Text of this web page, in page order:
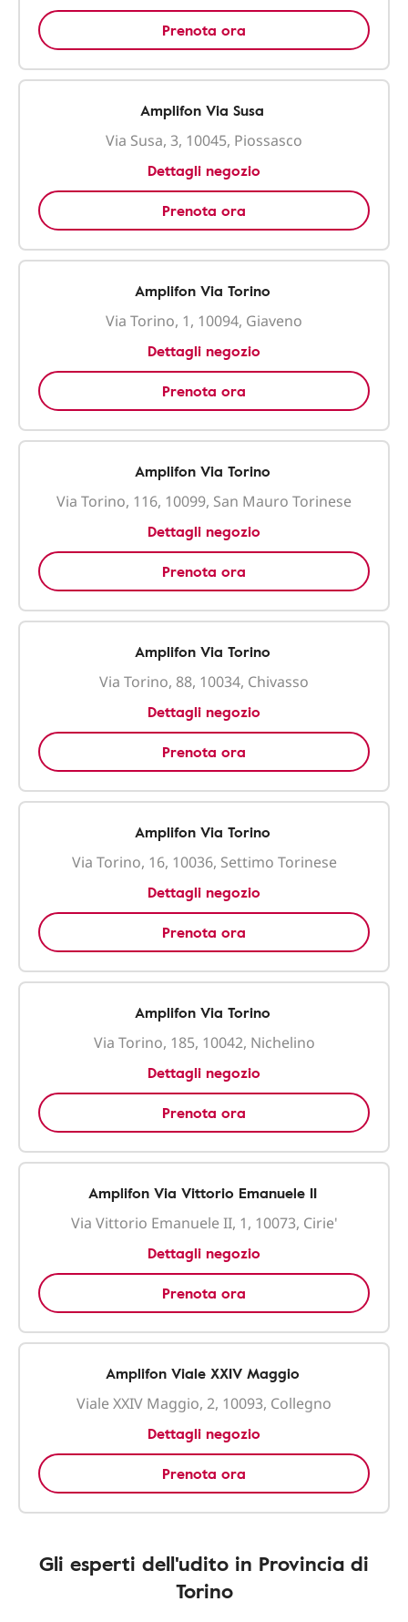
Prenota ora
Amplifon Via Susa
Via Susa, 3, 10045, Piossasco
Dettagli negozio
Prenota ora
Amplifon Via Torino
Via Torino, 1, 10094, Giaveno
Dettagli negozio
Prenota ora
Amplifon Via Torino
Via Torino, 116, 10099, San Mauro Torinese
Dettagli negozio
Prenota ora
Amplifon Via Torino
Via Torino, 88, 10034, Chivasso
Dettagli negozio
Prenota ora
Amplifon Via Torino
Via Torino, 16, 10036, Settimo Torinese
Dettagli negozio
Prenota ora
Amplifon Via Torino
Via Torino, 185, 10042, Nichelino
Dettagli negozio
Prenota ora
Amplifon Via Vittorio Emanuele II
Via Vittorio Emanuele II, 1, 10073, Cirie'
Dettagli negozio
Prenota ora
Amplifon Viale XXIV Maggio
Viale XXIV Maggio, 2, 10093, Collegno
Dettagli negozio
Prenota ora
Gli esperti dell'udito in Provincia di
Torino